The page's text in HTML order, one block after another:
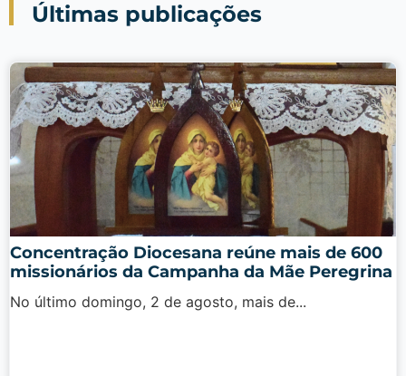
Últimas publicações
Concentração Diocesana reúne mais de 600
missionários da Campanha da Mãe Peregrina
No último domingo, 2 de agosto, mais de...